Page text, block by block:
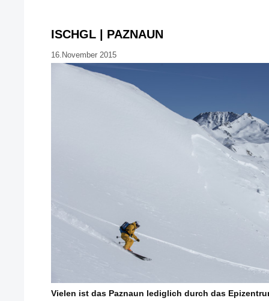
ISCHGL | PAZNAUN
16.November 2015
Vielen ist das Paznaun lediglich durch das